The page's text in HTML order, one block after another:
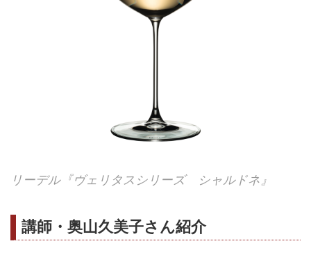
リーデル『ヴェリタスシリーズ シャルドネ』
講師・奥山久美子さん紹介